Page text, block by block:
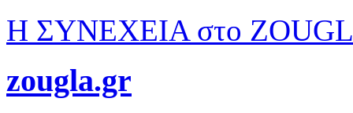
Η ΣΥΝΕΧΕΙΑ στο
zougla.gr